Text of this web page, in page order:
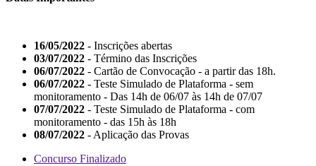
16/05/2022 - Inscrições abertas
03/07/2022 - Término das Inscrições
06/07/2022 - Cartão de Convocação - a partir das 18h.
06/07/2022 - Teste Simulado de Plataforma - sem
monitoramento - Das 14h de 06/07 às 14h de 07/07
07/07/2022 - Teste Simulado de Plataforma - com
monitoramento - das 15h às 18h
08/07/2022 - Aplicação das Provas
Concurso Finalizado